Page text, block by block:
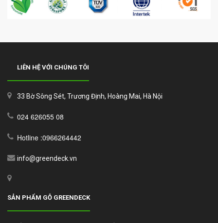
LIÊN HỆ VỚI CHÚNG TÔI
33 Bờ Sông Sét, Trương Định, Hoàng Mai, Hà Nội
024 626055 08
Hotline :0966264442
info@greendeck.vn
SẢN PHẨM GỖ GREENDECK